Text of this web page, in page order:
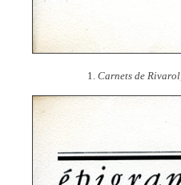
1. Carnets de Rivarol,